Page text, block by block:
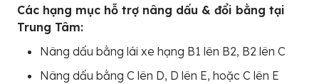
Các hạng mục hỗ trợ nâng dấu & đổi bằng tại
Trung Tâm:
Nâng dấu bằng lái xe hạng B1 lên B2, B2 lên C
Nâng dấu bằng C lên D, D lên E, hoặc C lên E